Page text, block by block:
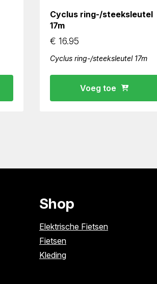
Cyclus ring-/steeksleutel
17m
€ 16.95
Cyclus ring-/steeksleutel 17m
Voeg toe
Shop
Elektrische Fietsen
Fietsen
Kleding